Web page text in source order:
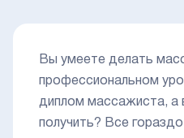
Вы умеете делать
профессиональном
диплом массажиста, а
получить? Все